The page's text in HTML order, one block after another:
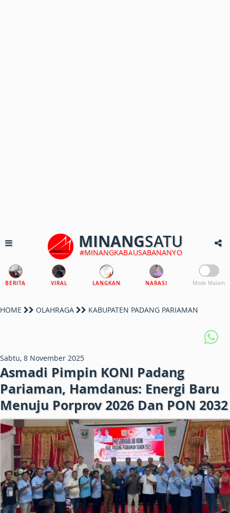
MINANGSATU
#MINANGKABAUSABANANYO
BERITA VIRAL LANGKAN NARASI Mode Malam
HOME OLAHRAGA KABUPATEN PADANG PARIAMAN
Sabtu, 8 November 2025
Asmadi Pimpin KONI Padang
Pariaman, Hamdanus: Energi Baru
Menuju Porprov 2026 Dan PON 2032